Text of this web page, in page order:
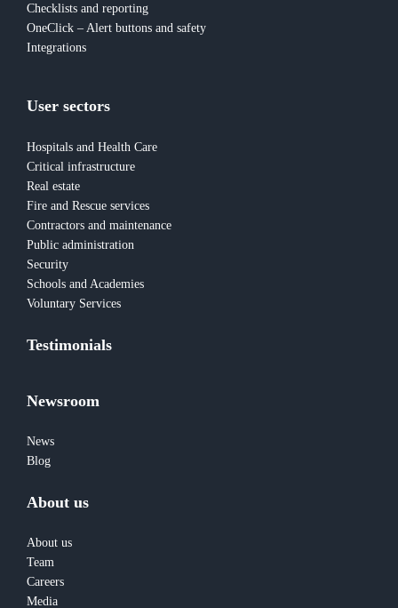
Checklists and reporting
OneClick – Alert buttons and safety
Integrations
User sectors
Hospitals and Health Care
Critical infrastructure
Real estate
Fire and Rescue services
Contractors and maintenance
Public administration
Security
Schools and Academies
Voluntary Services
Testimonials
Newsroom
News
Blog
About us
About us
Team
Careers
Media